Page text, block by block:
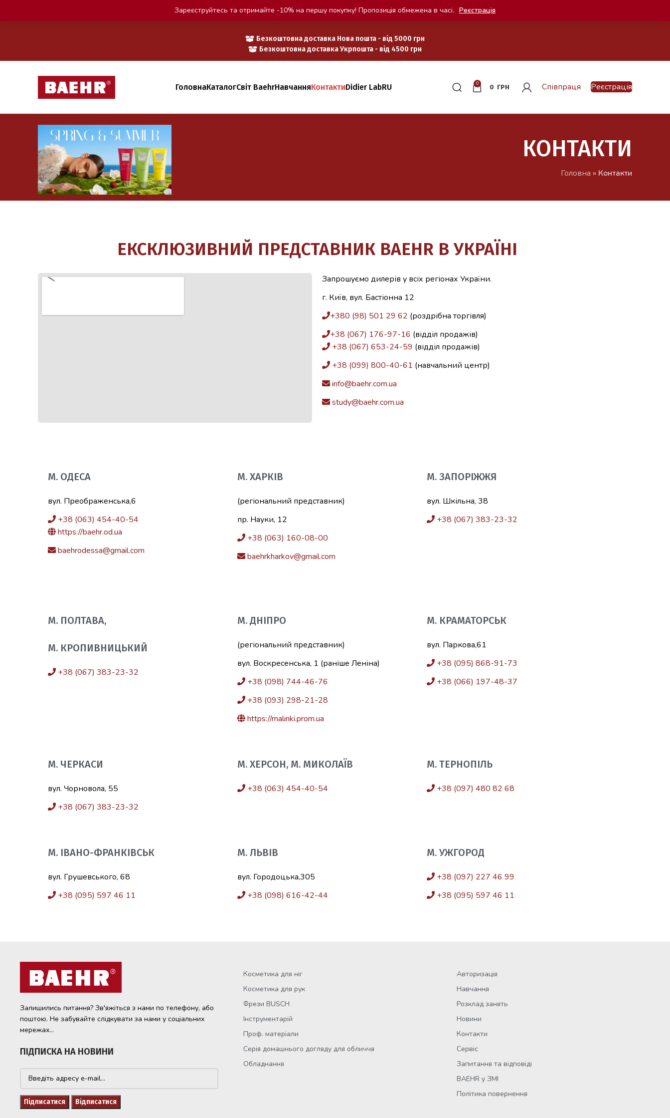
Безкоштовна доставка Нова пошта - від 5000 грн
Безкоштовна доставка Укрпошта - від 4500 грн
ГоловнаКаталогСвіт BaehrНавчанняКонтактиDidier LabRU 0
0 ГРН Співпраця Реєстрація
КОНТАКТИ
Головна » Контакти
ЕКСКЛЮЗИВНИЙ ПРЕДСТАВНИК BAEHR В УКРАЇНІ
Запрошуємо дилерів у всіх регіонах України.
г. Київ, вул. Бастіонна 12
+380 (98) 501 29 62 (роздрібна торгівля)
+38 (067) 176-97-16 (відділ продажів)
+38 (067) 653-24-59 (відділ продажів)
+38 (099) 800-40-61 (навчальний центр)
info@baehr.com.ua
study@baehr.com.ua
М. ОДЕСА
вул. Преображенська,6
+38 (063) 454-40-54
https://baehr.od.ua
baehrodessa@gmail.com
М. ХАРКІВ
(регіональний представник)
пр. Науки, 12
+38 (063) 160-08-00
baehrkharkov@gmail.com
М. ЗАПОРІЖЖЯ
вул. Шкільна, 38
+38 (067) 383-23-32
М. ПОЛТАВА,
М. КРОПИВНИЦЬКИЙ
+38 (067) 383-23-32
М. ДНІПРО
(регіональний представник)
вул. Воскресенська, 1 (раніше Леніна)
+38 (098) 744-46-76
+38 (093) 298-21-28
https://malinki.prom.ua
М. КРАМАТОРСЬК
вул. Паркова,61
+38 (095) 868-91-73
+38 (066) 197-48-37
М. ЧЕРКАСИ
вул. Чорновола, 55
+38 (067) 383-23-32
М. ХЕРСОН, М. МИКОЛАЇВ
+38 (063) 454-40-54
М. ТЕРНОПІЛЬ
+38 (097) 480 82 68
М. ІВАНО-ФРАНКІВСЬК
вул. Грушевського, 68
+38 (095) 597 46 11
М. ЛЬВІВ
вул. Городоцька,305
+38 (098) 616-42-44
М. УЖГОРОД
+38 (097) 227 46 99
+38 (095) 597 46 11
Залишились питання? Зв'яжіться з нами по телефону, або
поштою. Не забувайте слідкувати за нами у соціальних
мережах...
ПІДПИСКА НА НОВИНИ
Косметика для ніг
Косметика для рук
Фрези BUSCH
Інструментарій
Проф. матеріали
Серія домашнього догляду для обличчя
Обладнання
Авторизація
Навчання
Розклад занять
Новини
Контакти
Сервіс
Запитання та відповіді
BAEHR у ЗМІ
Політика повернення
Зареєструйтесь та отримайте -10% на першу покупку! Пропозиція обмежена в часі. Реєстрація